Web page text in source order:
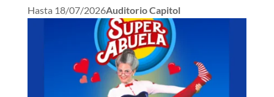
Hasta 18/07/2026Auditorio Capitol